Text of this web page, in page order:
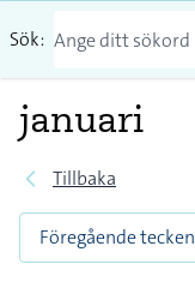
Sök:
januari
Tillbaka
Föregående tecken